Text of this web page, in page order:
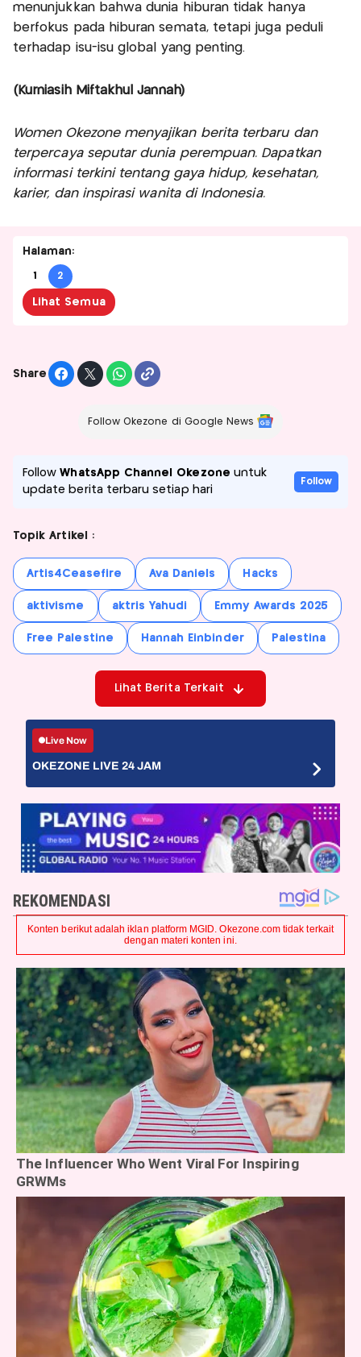
menunjukkan bahwa dunia hiburan tidak hanya
berfokus pada hiburan semata, tetapi juga peduli
terhadap isu-isu global yang penting.
(Kurniasih Miftakhul Jannah)
Women Okezone menyajikan berita terbaru dan
terpercaya seputar dunia perempuan. Dapatkan
informasi terkini tentang gaya hidup, kesehatan,
karier, dan inspirasi wanita di Indonesia.
Halaman:
1 2
Lihat Semua
Share
Follow Okezone di Google News
FollowWhatsApp Channel Okezone untuk
update berita terbaru setiap hari
Follow
Topik Artikel :
Artis4Ceasefire Ava Daniels Hacks
aktivisme aktris Yahudi Emmy Awards 2025
Free Palestine Hannah Einbinder Palestina
Lihat Berita Terkait
Live Now
OKEZONE LIVE 24 JAM